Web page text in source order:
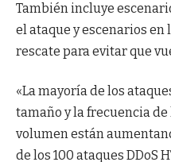
También incluye
el ataque y escenarios en
rescate para evitar que
«La mayoría de los
tamaño y la frecuencia de
volumen están
de los 100 ataques DDoS